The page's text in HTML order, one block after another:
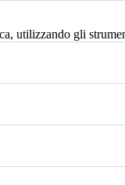
utilizzando gli